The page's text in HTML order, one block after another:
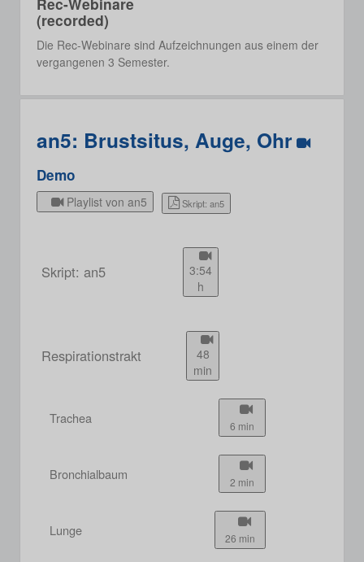
(recorded)
Die Rec-Webinare sind Aufzeichnungen aus einem der
vergangenen 3 Semester.
an5: Brustsitus, Auge, Ohr
Demo
Playlist von an5 Skript: an5
Skript: an5
3:54
h
Respirationstrakt
48
min
Trachea 6 min
Bronchialbaum 2 min
Lunge 26 min